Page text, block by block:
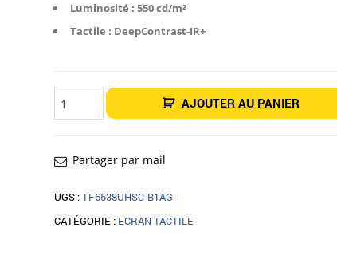
Luminosité : 550 cd/m²
Tactile : DeepContrast-IR+
quantité
de
TE8615A-
B1AG
AJOUTER AU PANIER
Partager par mail
UGS :TF6538UHSC-B1AG
CATÉGORIE : ECRAN TACTILE